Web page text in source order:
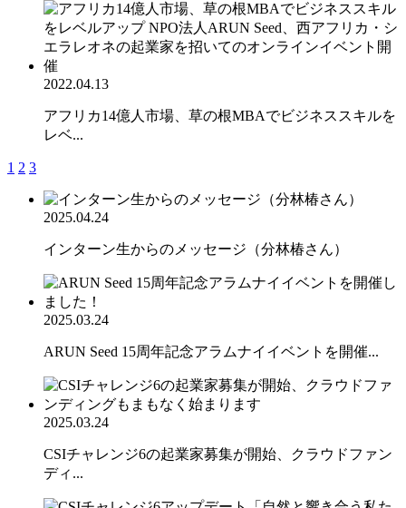
2022.04.13
アフリカ14億人市場、草の根MBAでビジネススキルを
レベ...
1 2 3
2025.04.24
インターン生からのメッセージ（分林椿さん）
2025.03.24
ARUN Seed 15周年記念アラムナイイベントを開催...
2025.03.24
CSIチャレンジ6の起業家募集が開始、クラウドファン
ディ...